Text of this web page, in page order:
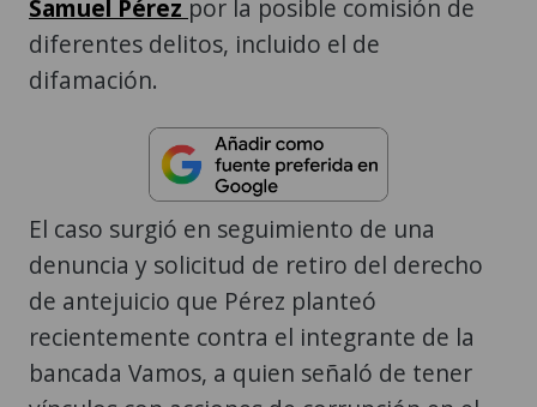
Samuel Pérez por la posible comisión de
diferentes delitos, incluido el de
difamación.
El caso surgió en seguimiento de una
denuncia y solicitud de retiro del derecho
de antejuicio que Pérez planteó
recientemente contra el integrante de la
bancada Vamos, a quien señaló de tener